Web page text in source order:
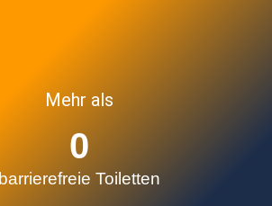
Mehr als
barrierefreie Toiletten
0